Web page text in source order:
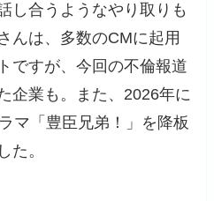
し合うようなやり取りも
んは、多数のCMに起用
ですが、今回の不倫報道
企業も。また、2026年に
マ「豊臣兄弟！」を降板
た。